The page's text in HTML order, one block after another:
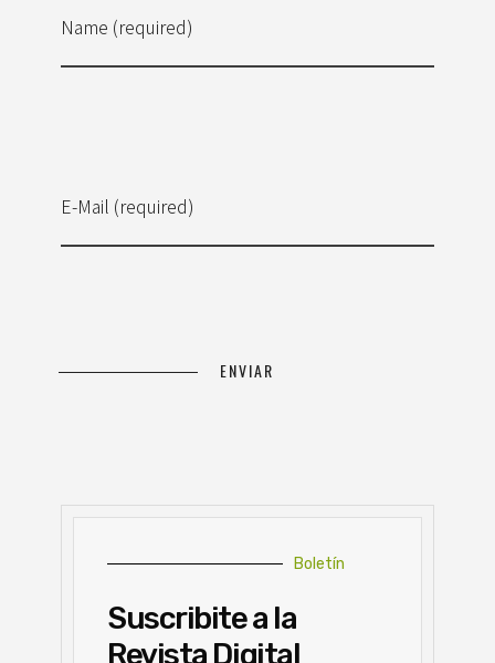
Name (required)
E-Mail (required)
Boletín
Suscribite a la
Revista Digital